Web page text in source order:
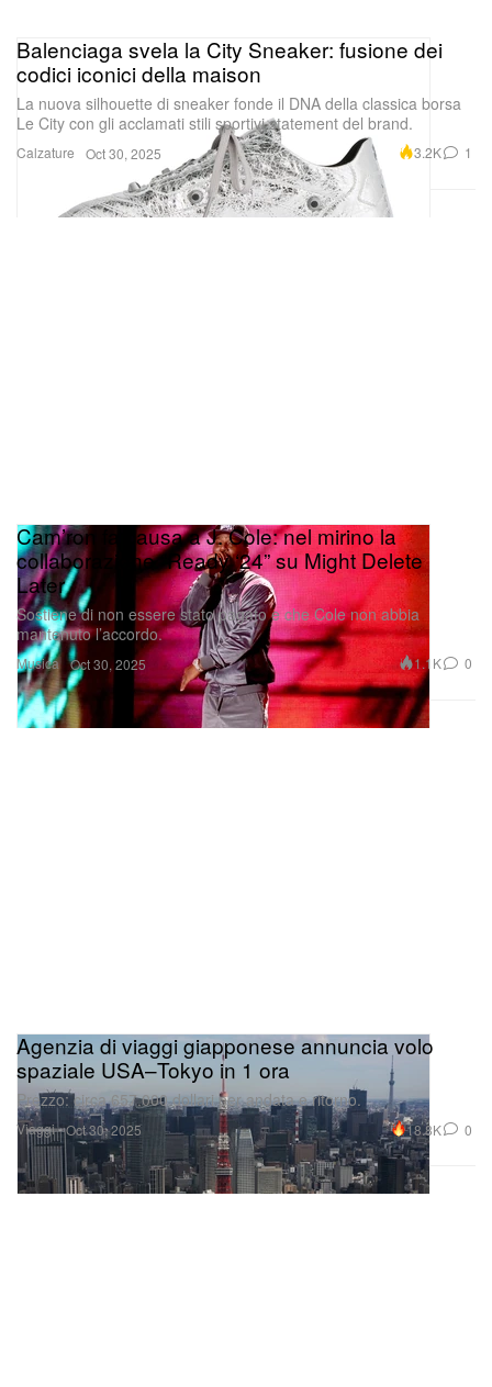
Calzature
Balenciaga svela la City Sneaker: fusione dei
codici iconici della maison
La nuova silhouette di sneaker fonde il DNA della classica borsa
Le City con gli acclamati stili sportivi statement del brand.
Oct 30, 2025 3.2K 1
Musica
Cam’ron fa causa a J. Cole: nel mirino la
collaborazione “Ready ‘24” su Might Delete
Later
Sostiene di non essere stato pagato e che Cole non abbia
mantenuto l’accordo.
Oct 30, 2025 1.1K 0
Viaggi
Agenzia di viaggi giapponese annuncia volo
spaziale USA–Tokyo in 1 ora
Prezzo: circa 657.000 dollari per andata e ritorno.
Oct 30, 2025 18.8K 0